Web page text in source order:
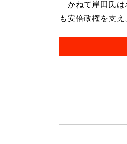
かねて岸田氏は
も安倍政権を支